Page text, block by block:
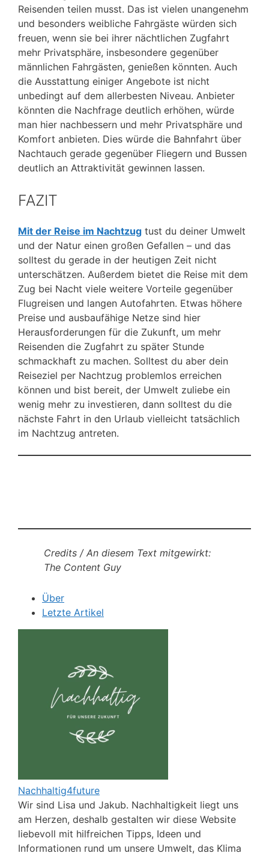
Reisenden teilen musst. Das ist vielen unangenehm
und besonders weibliche Fahrgäste würden sich
freuen, wenn sie bei ihrer nächtlichen Zugfahrt
mehr Privatsphäre, insbesondere gegenüber
männlichen Fahrgästen, genießen könnten. Auch
die Ausstattung einiger Angebote ist nicht
unbedingt auf dem allerbesten Niveau. Anbieter
könnten die Nachfrage deutlich erhöhen, würde
man hier nachbessern und mehr Privatsphäre und
Komfort anbieten. Dies würde die Bahnfahrt über
Nachtauch gerade gegenüber Fliegern und Bussen
deutlich an Attraktivität gewinnen lassen.
FAZIT
Mit der Reise im Nachtzug tust du deiner Umwelt
und der Natur einen großen Gefallen – und das
solltest du gerade in der heutigen Zeit nicht
unterschätzen. Außerdem bietet die Reise mit dem
Zug bei Nacht viele weitere Vorteile gegenüber
Flugreisen und langen Autofahrten. Etwas höhere
Preise und ausbaufähige Netze sind hier
Herausforderungen für die Zukunft, um mehr
Reisenden die Zugfahrt zu später Stunde
schmackhaft zu machen. Solltest du aber dein
Reiseziel per Nachtzug problemlos erreichen
können und bist bereit, der Umwelt zuliebe ein
wenig mehr zu investieren, dann solltest du die
nächste Fahrt in den Urlaub vielleicht tatsächlich
im Nachtzug antreten.
Credits / An diesem Text mitgewirkt:
The Content Guy
Über
Letzte Artikel
Nachhaltig4future
Wir sind Lisa und Jakub. Nachhaltigkeit liegt uns
am Herzen, deshalb gestalten wir diese Website
liebevoll mit hilfreichen Tipps, Ideen und
Informationen rund um unsere Umwelt, das Klima